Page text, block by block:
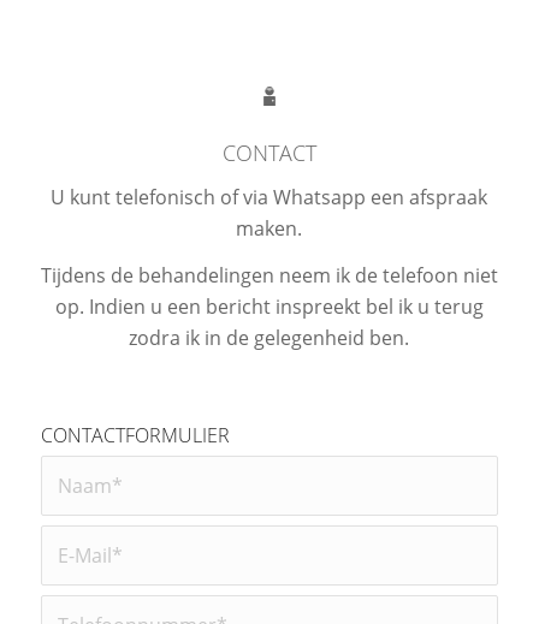
CONTACT
U kunt telefonisch of via Whatsapp een afspraak
maken.
Tijdens de behandelingen neem ik de telefoon niet
op. Indien u een bericht inspreekt bel ik u terug
zodra ik in de gelegenheid ben.
CONTACTFORMULIER